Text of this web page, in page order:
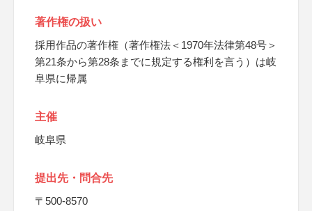
著作権の扱い
採用作品の著作権（著作権法＜1970年法律第48号＞
第21条から第28条までに規定する権利を言う）は岐
阜県に帰属
主催
岐阜県
提出先・問合先
〒500-8570